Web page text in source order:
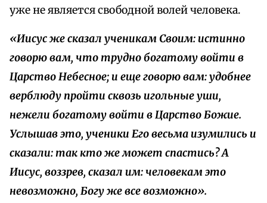
уже не является свободной волей человека.
«Иисус же сказал ученикам Своим: истинно
говорю вам, что трудно богатому войти в
Царство Небесное; и еще говорю вам: удобнее
верблюду пройти сквозь игольные уши,
нежели богатому войти в Царство Божие.
Услышав это, ученики Его весьма изумились и
сказали: так кто же может спастись? А
Иисус, воззрев, сказал им: человекам это
невозможно, Богу же все возможно».